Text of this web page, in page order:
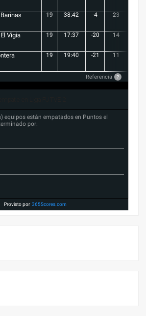
19 38:42 -4 23
Vigia 19 17:37 -20 14
19 19:40 -21 11
Referencia ?
equipos están empatados en Puntos el
por:
Provisto por 365Scores.com